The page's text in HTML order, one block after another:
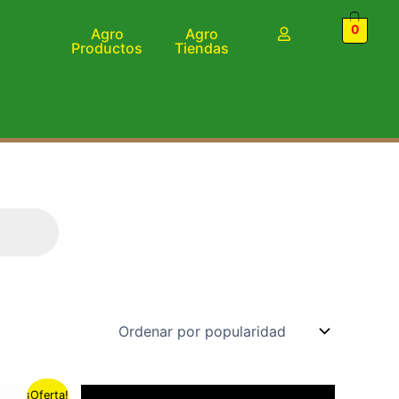
Agro
Productos
Agro
Tiendas
0
¡Oferta!